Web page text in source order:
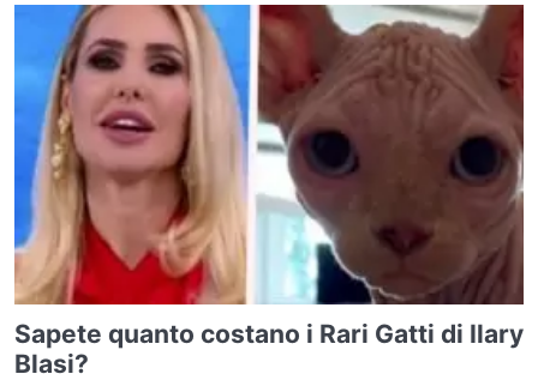
Sapete quanto costano i Rari Gatti di Ilary
Blasi?